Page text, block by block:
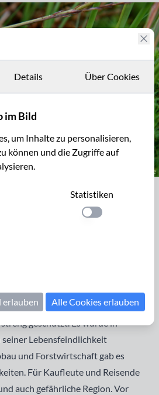
Brackvenn, Hohes
Teil des deutsch-belgischen
- Eifel. Es ist ein für Europa
und seit 1992 sind dort
geschützt. Es wurde in
Lebensfeindlichkeit
und Forstwirtschaft gab es
Für Kaufleute und Reisende
auch gefährliche Region. Vor
Details Über Cookies
im Bild
um Inhalte zu personalisieren,
können und die Zugriffe auf
Statistiken
Einstellung
erlauben Alle Cookies erlauben